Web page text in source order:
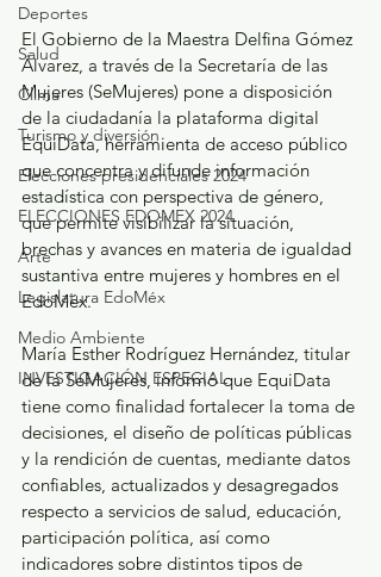
Deportes
Salud
Clima
Turismo y diversión
Elecciones presidenciales 2024
ELECCIONES EDOMEX 2024
Arte
Legislatura EdoMéx
Medio Ambiente
INVESTIGACIÓN ESPECIAL
El Gobierno de la Maestra Delfina Gómez
Álvarez, a través de la Secretaría de las
Mujeres (SeMujeres) pone a disposición
de la ciudadanía la plataforma digital
EquiData, herramienta de acceso público
que concentra y difunde información
estadística con perspectiva de género,
que permite visibilizar la situación,
brechas y avances en materia de igualdad
sustantiva entre mujeres y hombres en el
EdoMéx.
María Esther Rodríguez Hernández, titular
de la SeMujeres, informó que EquiData
tiene como finalidad fortalecer la toma de
decisiones, el diseño de políticas públicas
y la rendición de cuentas, mediante datos
confiables, actualizados y desagregados
respecto a servicios de salud, educación,
participación política, así como
indicadores sobre distintos tipos de